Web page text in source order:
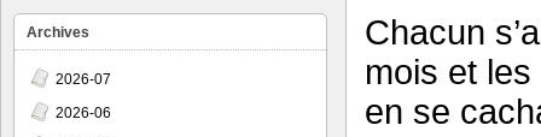
Archives
2026-07
2026-06
Chacun
mois et
en se